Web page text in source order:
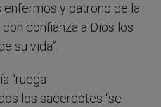
y patrono de la
confianza a Dios los
su vida”.
“ruega
los sacerdotes “se